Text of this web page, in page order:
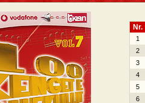
Nr.
1
2
3
4
5
6